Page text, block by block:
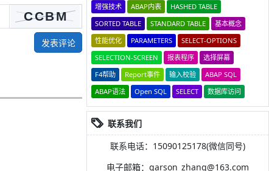
发表评论
增强技术
ABAP内表
HASHED TABLE
SORTED TABLE
STANDARD TABLE
基本概念
性能优化
PARAMETERS
SELECT-OPTIONS
SELECTION-SCREEN
报表程序
选择屏幕
F4帮助
Report事件 输入校验
ABAP SQL
ABAP语法
Open SQL SELECT 数据库访问
联系我们
联系电话：15090125178(微信同号)
电子邮箱：garson_zhang@163.com